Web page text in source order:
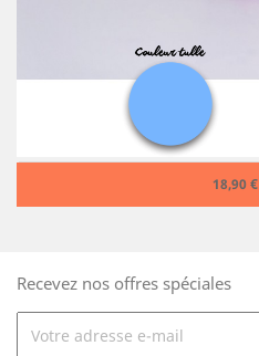
18,90 €
Recevez nos offres spéciales